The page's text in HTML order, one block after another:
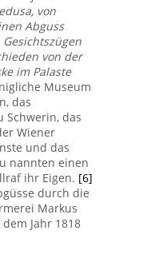
von
Abguss
von der
im Palaste
Museum
das
Schwerin, das
Wiener
und das
nannten einen
ihr Eigen. [6]
durch die
Markus
Jahr 1818